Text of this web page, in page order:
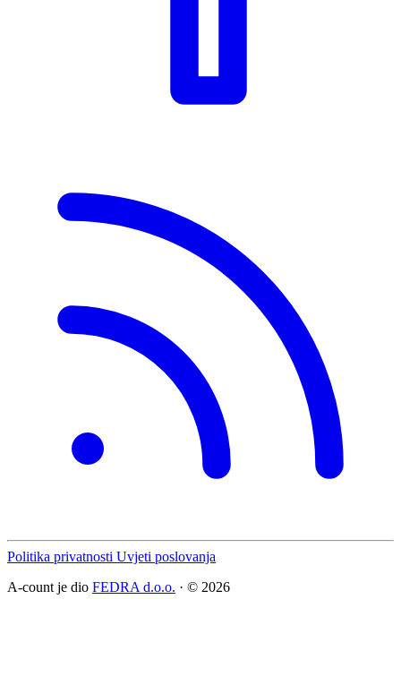
Politika privatnosti Uvjeti poslovanja
A-count je dio FEDRA d.o.o. · © 2026